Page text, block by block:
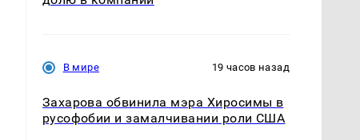
В мире 19 часов назад
Захарова обвинила мэра Хиросимы в
русофобии и замалчивании роли США